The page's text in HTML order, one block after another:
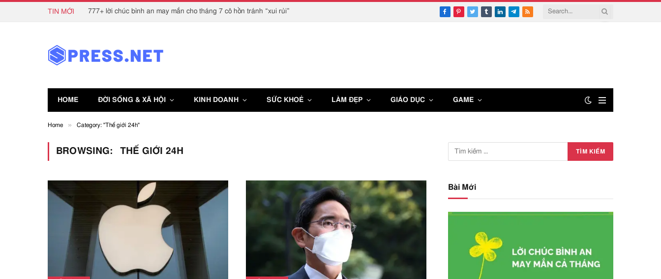
TIN MỚI 777+ lời chúc bình an may mắn cho tháng 7 cô hồn tránh “xui rủi”
Facebook
Pinterest
TwitterTumblrLinkedInTelegram
RSS
HOME ĐỜI SỐNG & XÃ HỘI KINH DOANH SỨC KHOẺ LÀM ĐẸP GIÁO DỤC GAME
Home » Category: "Thế giới 24h"
BROWSING: THẾ GIỚI 24H
Bài Mới